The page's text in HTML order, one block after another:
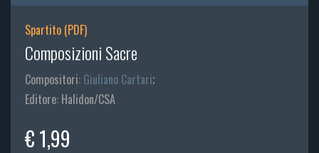
Spartito (PDF)
Composizioni Sacre
Compositori: Giuliano Cartari;
Editore: Halidon/CSA
€ 1,99